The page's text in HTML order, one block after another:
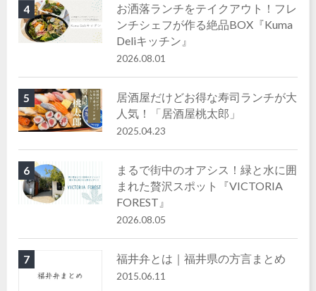
4
お洒落ランチをテイクアウト！フレ
ンチシェフが作る絶品BOX『Kuma
Deliキッチン』
2026.08.01
5
居酒屋だけどお得な寿司ランチが大
人気！「居酒屋桃太郎」
2025.04.23
6
まるで街中のオアシス！緑と水に囲
まれた贅沢スポット『VICTORIA
FOREST』
2026.08.05
7 福井弁とは｜福井県の方言まとめ
2015.06.11